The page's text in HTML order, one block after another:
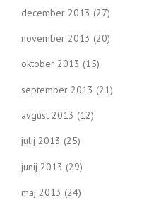
december 2013 (27)
november 2013 (20)
oktober 2013 (15)
september 2013 (21)
avgust 2013 (12)
julij 2013 (25)
junij 2013 (29)
maj 2013 (24)